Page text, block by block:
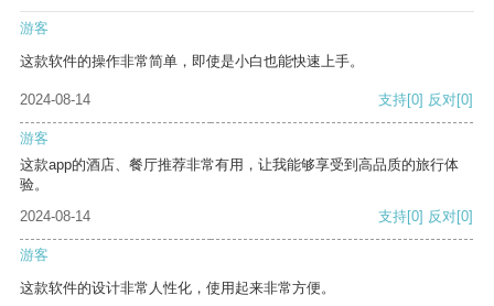
游客
这款软件的操作非常简单，即使是小白也能快速上手。
2024-08-14 支持[0] 反对[0]
游客
这款app的酒店、餐厅推荐非常有用，让我能够享受到高品质的旅行体
验。
2024-08-14
支持[0] 反对[0]
游客
这款软件的设计非常人性化，使用起来非常方便。